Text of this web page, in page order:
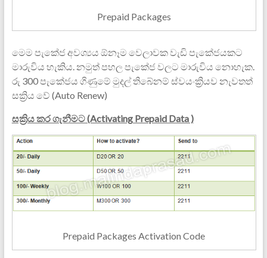
Prepaid Packages
මෙම පැකේජ අවශ්‍යය ඕනෑම වෙලාවක වැඩි පැකේජයකට
මාරුවිය හැකිය. නමුත් පහල පැකේජ වලට මාරුවිය නොහැක.
රු 300 පැකේජය ගිණුමේ මුදල් තිබේනම් ස්වයංක්‍රියව නැවතත්
සක්‍රිය වේ (Auto Renew)
සක්‍රිය කර ගැනීමට (Activating Prepaid Data )
Prepaid Packages Activation Code